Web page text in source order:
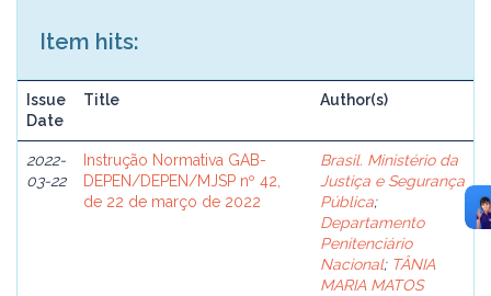
Item hits:
Issue
Date
Title Author(s)
2022-
03-22
Instrução Normativa GAB-
DEPEN/DEPEN/MJSP nº 42,
de 22 de março de 2022
Brasil. Ministério da
Justiça e Segurança
Pública;
Departamento
Penitenciário
Nacional; TÂNIA
MARIA MATOS